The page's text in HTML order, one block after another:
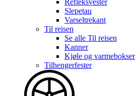
Slepetau
Varseltrekant
Til reisen
Se alle Til reisen
Kanner
Kjøle og varmebokser
Tilhengerfester